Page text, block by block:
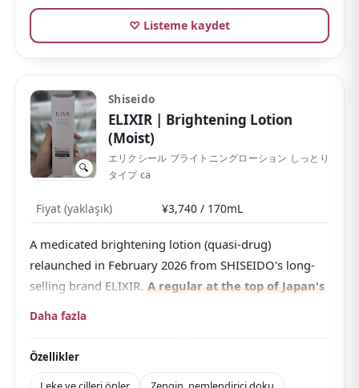
♡ Listeme kaydet
🔍
Shiseido
ELIXIR | Brightening Lotion
(Moist)
エリクシール ブライトニングローション しっとり
タイプ ca
Fiyat (yaklaşık) ¥3,740 / 170mL
A medicated brightening lotion (quasi-drug)
relaunched in February 2026 from SHISEIDO's long-
selling brand ELIXIR. A regular at the top of Japan's
caused by UV exposure.
The Moist type has a rich, slightly thick texture that
Daha fazla
Özellikler